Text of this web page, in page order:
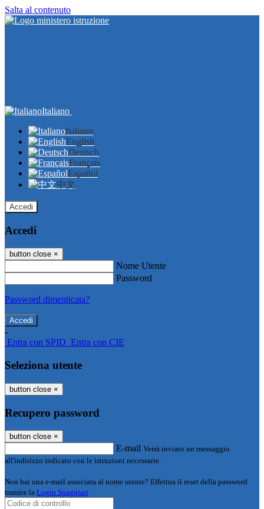
Salta al contenuto
Italiano
Italiano
English
Deutsch
Français
Español
中文
Accedi
Accedi
button close ×
Nome Utente
Password
Password dimenticata?
-
Entra con SPID Entra con CIE
Seleziona utente
button close ×
Recupero password
button close ×
E-mail Verrà inviato un messaggio
all'indirizzo indicato con le istruzioni necessarie.
Non hai una e-mail associata al nome utente? Effettua il reset della password
tramite la Login Spaggiari